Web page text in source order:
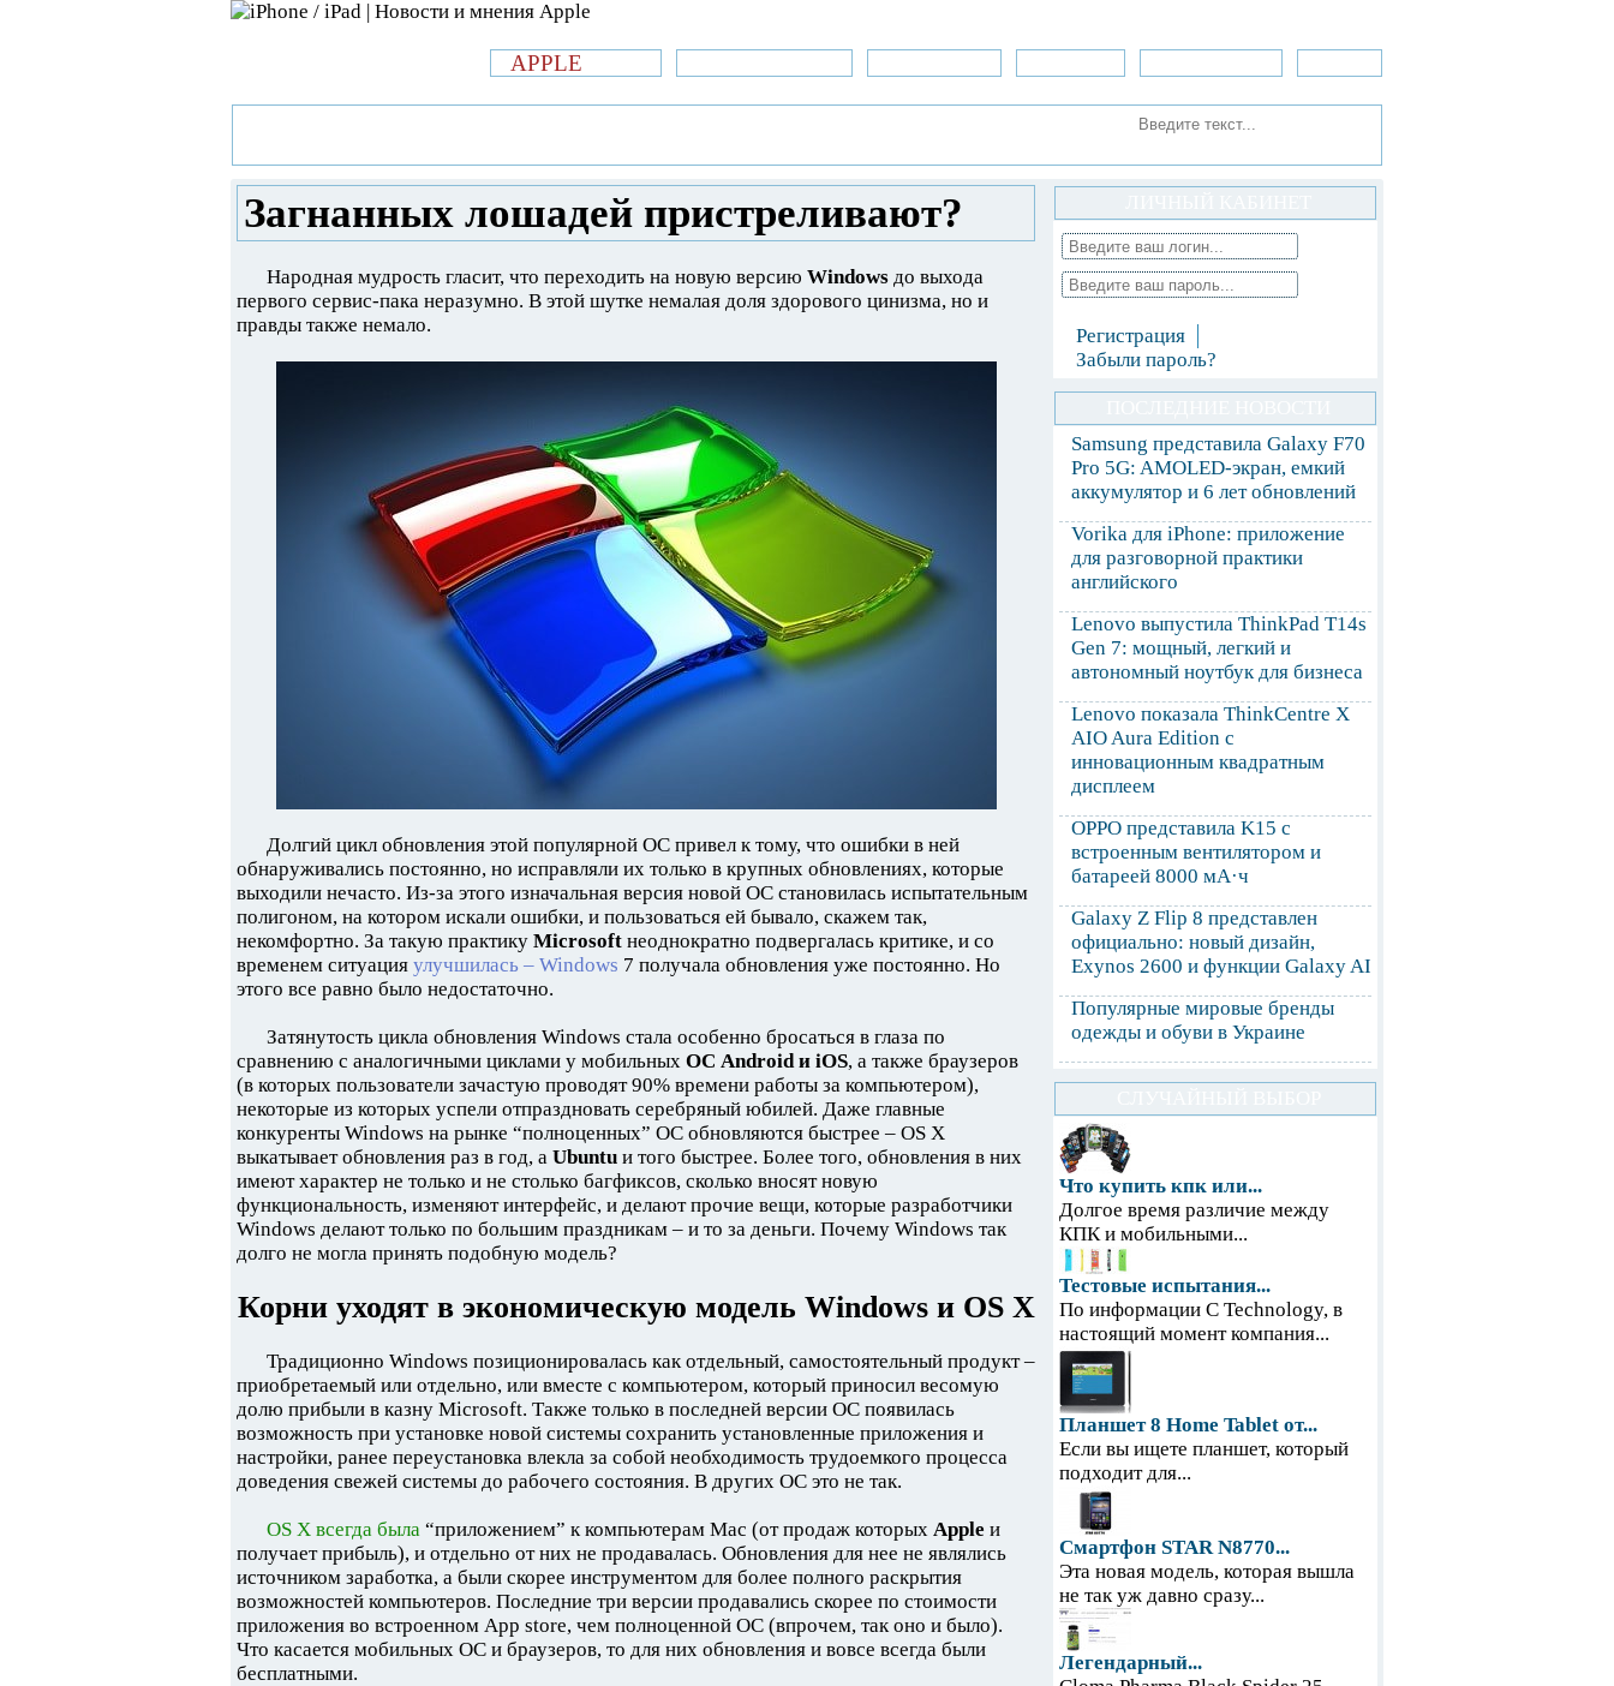
APPLE
Загнанных лошадей пристреливают?
Народная мудрость гласит, что переходить на новую версию Windows до выхода
первого сервис-пака неразумно. В этой шутке немалая доля здорового цинизма, но и
правды также немало.
Долгий цикл обновления этой популярной ОС привел к тому, что ошибки в ней
обнаруживались постоянно, но исправляли их только в крупных обновлениях, которые
выходили нечасто. Из-за этого изначальная версия новой ОС становилась испытательным
полигоном, на котором искали ошибки, и пользоваться ей бывало, скажем так,
некомфортно. За такую практику Microsoft неоднократно подвергалась критике, и со
временем ситуация улучшилась – Windows 7 получала обновления уже постоянно. Но
этого все равно было недостаточно.
Затянутость цикла обновления Windows стала особенно бросаться в глаза по
сравнению с аналогичными циклами у мобильных ОС Android и iOS, а также браузеров
(в которых пользователи зачастую проводят 90% времени работы за компьютером),
некоторые из которых успели отпраздновать серебряный юбилей. Даже главные
конкуренты Windows на рынке “полноценных” ОС обновляются быстрее – OS X
выкатывает обновления раз в год, а Ubuntu и того быстрее. Более того, обновления в них
имеют характер не только и не столько багфиксов, сколько вносят новую
функциональность, изменяют интерфейс, и делают прочие вещи, которые разработчики
Windows делают только по большим праздникам – и то за деньги. Почему Windows так
долго не могла принять подобную модель?
Корни уходят в экономическую модель Windows и OS X
Традиционно Windows позиционировалась как отдельный, самостоятельный продукт –
приобретаемый или отдельно, или вместе с компьютером, который приносил весомую
долю прибыли в казну Microsoft. Также только в последней версии ОС появилась
возможность при установке новой системы сохранить установленные приложения и
настройки, ранее переустановка влекла за собой необходимость трудоемкого процесса
доведения свежей системы до рабочего состояния. В других ОС это не так.
OS X всегда была “приложением” к компьютерам Mac (от продаж которых Apple и
получает прибыль), и отдельно от них не продавалась. Обновления для нее не являлись
источником заработка, а были скорее инструментом для более полного раскрытия
возможностей компьютеров. Последние три версии продавались скорее по стоимости
приложения во встроенном App store, чем полноценной ОС (впрочем, так оно и было).
Что касается мобильных ОС и браузеров, то для них обновления и вовсе всегда были
бесплатными.
Регистрация
Забыли пароль?
Samsung представила Galaxy F70
Pro 5G: AMOLED-экран, емкий
аккумулятор и 6 лет обновлений
Vorika для iPhone: приложение
для разговорной практики
английского
Lenovo выпустила ThinkPad T14s
Gen 7: мощный, легкий и
автономный ноутбук для бизнеса
Lenovo показала ThinkCentre X
AIO Aura Edition с
инновационным квадратным
дисплеем
OPPO представила K15 с
встроенным вентилятором и
батареей 8000 мА·ч
Galaxy Z Flip 8 представлен
официально: новый дизайн,
Exynos 2600 и функции Galaxy AI
Популярные мировые бренды
одежды и обуви в Украине
Что купить кпк или...
Долгое время различие между
КПК и мобильными...
Тестовые испытания...
По информации С Technology, в
настоящий момент компания...
Планшет 8 Home Tablet от...
Если вы ищете планшет, который
подходит для...
Смартфон STAR N8770...
Эта новая модель, которая вышла
не так уж давно сразу...
Легендарный...